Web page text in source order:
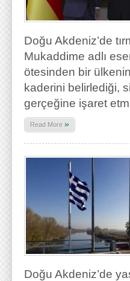
Doğu Akdeniz’de
Mukaddime adlı
ötesinden bir
kaderini belirlediği,
gerçeğine işaret
Read More »
Doğu Akdeniz’de